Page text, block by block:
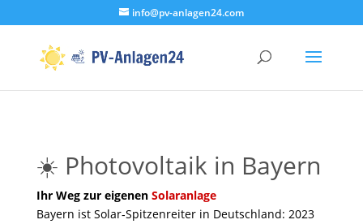
info@pv-anlagen24.com
☀️ Photovoltaik in Bayern
Ihr Weg zur eigenen Solaranlage
Bayern ist Solar‑Spitzenreiter in Deutschland: 2023